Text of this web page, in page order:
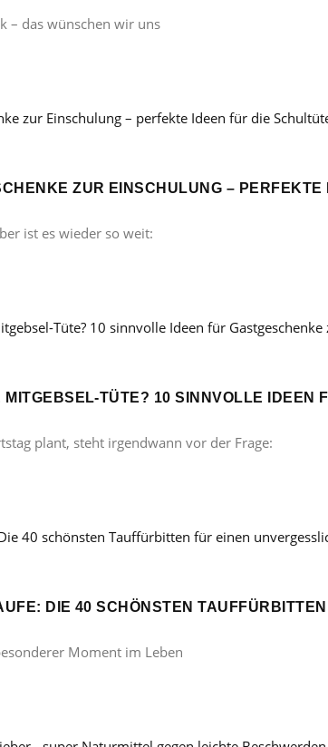
– das wünschen wir uns
ZUR EINSCHULUNG –
ist es wieder so weit:
MITGEBSEL-TÜTE? 10 SINNVOLLE IDEEN
plant, steht irgendwann vor der Frage:
DIE 40 SCHÖNSTEN
Moment im Leben